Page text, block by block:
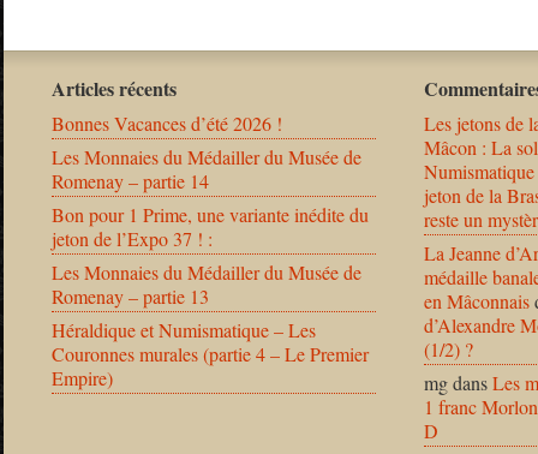
Articles récents
Bonnes Vacances d’été 2026 !
Les Monnaies du Médailler du Musée de
Romenay – partie 14
Bon pour 1 Prime, une variante inédite du
jeton de l’Expo 37 ! :
Les Monnaies du Médailler du Musée de
Romenay – partie 13
Héraldique et Numismatique – Les
Couronnes murales (partie 4 – Le Premier
Empire)
Les jetons de
Mâcon : La
jeton de la
reste un
La Jeanne
médaille
en Mâconnais
d’Alexandre
(1/2) ?
mgdansLes
1 franc
D